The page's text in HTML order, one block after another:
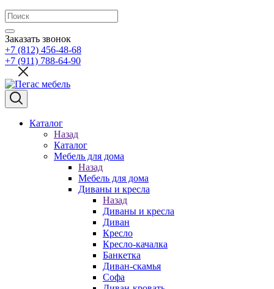
Заказать звонок
+7 (812) 456-48-68
+7 (911) 788-64-90
Каталог
Назад
Каталог
Мебель для дома
Назад
Мебель для дома
Диваны и кресла
Назад
Диваны и кресла
Диван
Кресло
Кресло-качалка
Банкетка
Диван-скамья
Софа